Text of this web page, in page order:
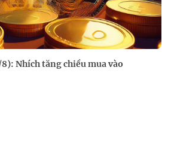
Nhích tăng chiều mua vào